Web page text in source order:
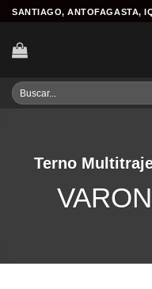
Skip
content
SANTIAGO, ANTOFAGASTA,
Buscar
por:
Terno
VARON